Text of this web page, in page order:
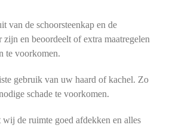
van de schoorsteenkap en de
en beoordeelt of extra maatregelen
te voorkomen.
gebruik van uw haard of kachel. Zo
schade te voorkomen.
de ruimte goed afdekken en alles